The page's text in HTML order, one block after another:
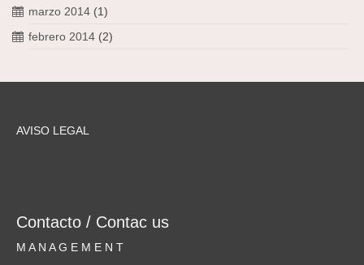
marzo 2014 (1)
febrero 2014 (2)
AVISO LEGAL
Contacto / Contac us
M A N A G E M E N T